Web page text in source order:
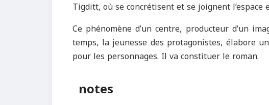
Tigditt, où se concrétisent et se joignent l’espace
Ce phénomène d’un centre, producteur d’un
temps, la jeunesse des protagonistes, élabore
pour les personnages. Il va constituer le roman.
notes